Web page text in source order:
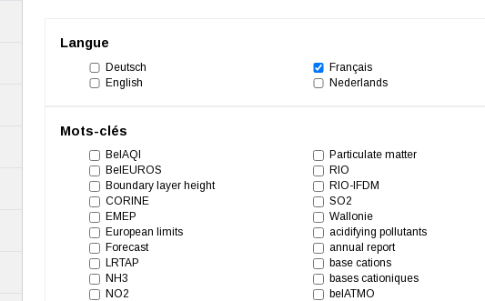
Langue
Deutsch
English
Français
Nederlands
Mots-clés
BelAQI
BelEUROS
Boundary layer height
CORINE
EMEP
European limits
Forecast
LRTAP
NH3
NO2
Particulate matter
RIO
RIO-IFDM
SO2
Wallonie
acidifying pollutants
annual report
base cations
bases cationiques
belATMO